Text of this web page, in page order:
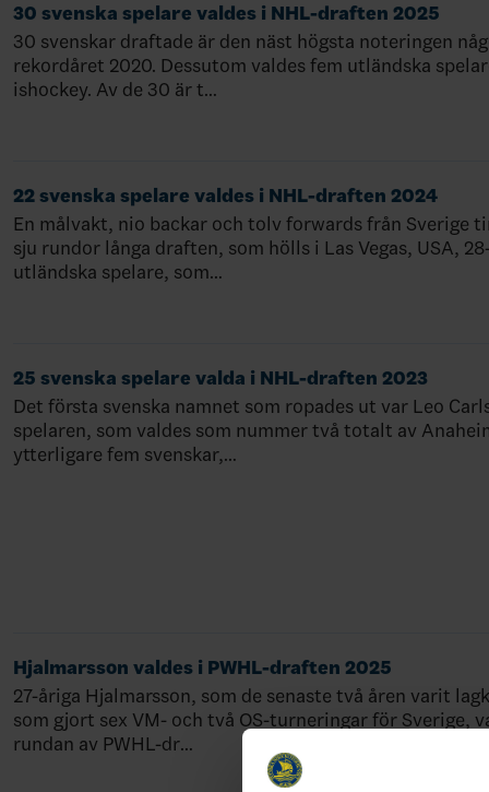
30 svenska spelare valdes i NHL-draften 2025
30 svenskar draftade är den näst högsta noteringen
rekordåret 2020. Dessutom valdes fem utländska
ishockey. Av de 30 är t…
22 svenska spelare valdes i NHL-draften 2024
En målvakt, nio backar och tolv forwards från Sverige
sju rundor långa draften, som hölls i Las Vegas, USA,
utländska spelare, som…
25 svenska spelare valda i NHL-draften 2023
Det första svenska namnet som ropades ut var Leo
spelaren, som valdes som nummer två totalt av
ytterligare fem svenskar,…
Hjalmarsson valdes i PWHL-draften 2025
27-åriga Hjalmarsson, som de senaste två åren varit
som gjort sex VM- och två OS-turneringar för Sverige,
rundan av PWHL-dr…